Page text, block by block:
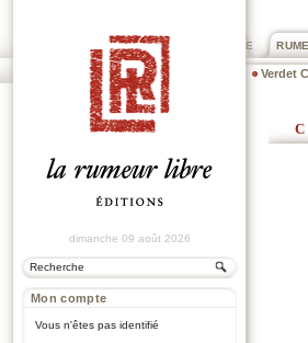
PRIX ROGER DEXTRE
Verdet
dimanche 09 août 2026
Mon compte
Vous n'êtes pas identifié